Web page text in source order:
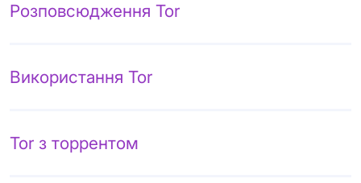
Розповсюдження Tor
Використання Tor
Tor з торрентом